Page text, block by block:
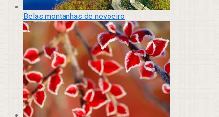
Belas montanhas de nevoeiro